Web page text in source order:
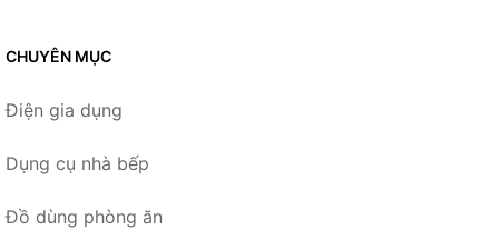
CHUYÊN MỤC
Điện gia dụng
Dụng cụ nhà bếp
Đồ dùng phòng ăn